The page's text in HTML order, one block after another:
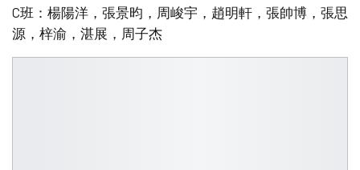
C班：楊陽洋，張景昀，周峻宇，趙明軒，張帥博，張思
源，梓渝，湛展，周子杰